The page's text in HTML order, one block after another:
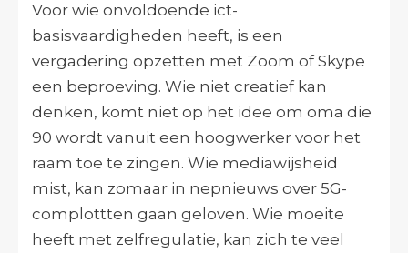
Voor wie onvoldoende ict-
basisvaardigheden heeft, is een
vergadering opzetten met Zoom of Skype
een beproeving. Wie niet creatief kan
denken, komt niet op het idee om oma die
90 wordt vanuit een hoogwerker voor het
raam toe te zingen. Wie mediawijsheid
mist, kan zomaar in nepnieuws over 5G-
complottten gaan geloven. Wie moeite
heeft met zelfregulatie, kan zich te veel